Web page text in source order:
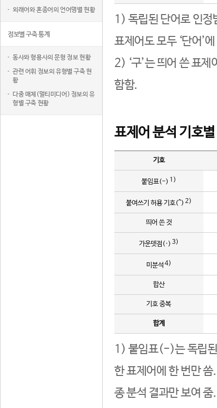
외래어와 혼종어의 언어명별 현황
정보별 구축 통계
동사와 형용사의 문형 정보 현황
관련 어휘 정보의 유형별 구축 현
황
다중 매체(멀티미디어) 정보의 유
형별 구축 현황
1) 독립된 단어로 인정
표제어도 모두 ‘단어’
2) ‘구’는 띄어 쓴 표
함함.
표제어 분석 기호
기호
붙임표(-) 1)
붙여쓰기 허용 기호(^) 2)
띄어 쓴 것
가운뎃점(·) 3)
미분석 4)
합산
기호 중복
합계
1) 붙임표(-)는 독립된
한 표제어에 한 번만
종 분석 결과만 보여